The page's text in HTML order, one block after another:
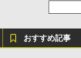
おすすめ記事